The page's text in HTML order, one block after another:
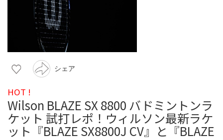
シェア
HOT !
Wilson BLAZE SX 8800 バドミントンラ
ケット 試打レポ！ウィルソン最新ラケ
ット『BLAZE SX8800J CV』と『BLAZE